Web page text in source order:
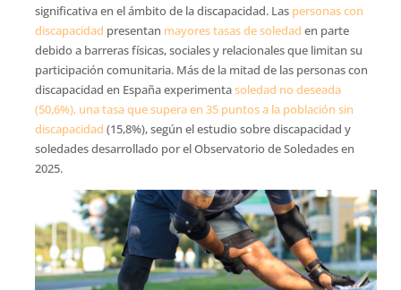
significativa en el ámbito de la discapacidad. Las personas con
discapacidad presentan mayores tasas de soledad en parte
debido a barreras físicas, sociales y relacionales que limitan su
participación comunitaria. Más de la mitad de las personas con
discapacidad en España experimentasoledad no deseada
(50,6%), una tasa que supera en 35 puntos a la población sin
discapacidad (15,8%), según el estudio sobre discapacidad y
soledades desarrollado por el Observatorio de Soledades en
2025.